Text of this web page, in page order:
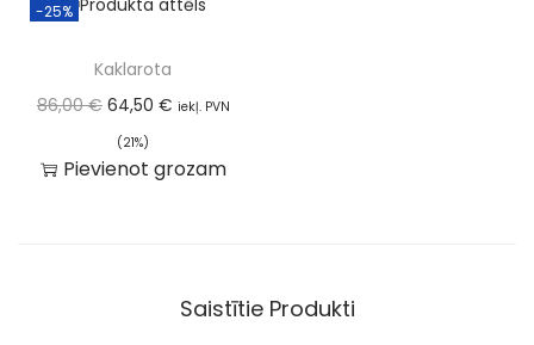
-25%
Kaklarota
86,00€ 64,50 € iekļ. PVN
(21%)
Pievienot grozam
Saistītie Produkti